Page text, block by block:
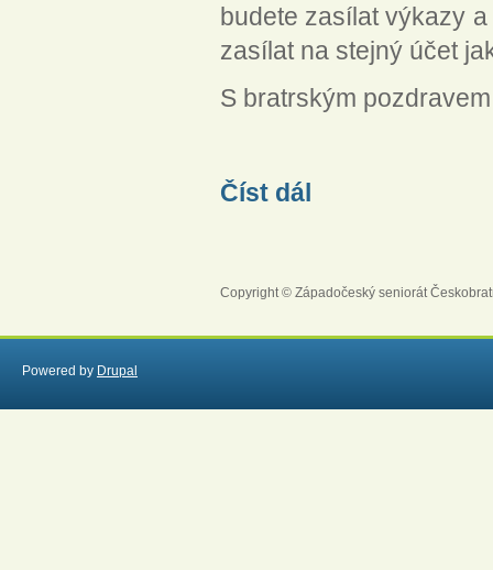
budete zasílat výkazy
zasílat na stejný účet
S bratrským pozdravem
Číst dál
Copyright © Západočeský seniorát
Powered by Drupal